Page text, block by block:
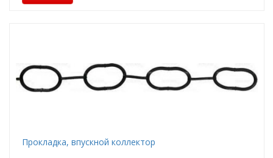
Прокладка, впускной коллектор